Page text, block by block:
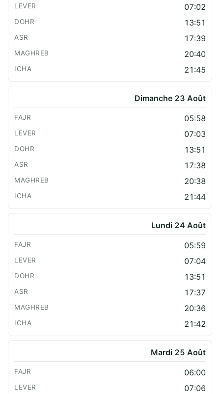
07:02
13:51
17:39
20:40
21:45
Dimanche 23 Août
05:58
07:03
13:51
17:38
20:38
21:44
Lundi 24 Août
05:59
07:04
13:51
17:37
20:36
21:42
Mardi 25 Août
06:00
07:06